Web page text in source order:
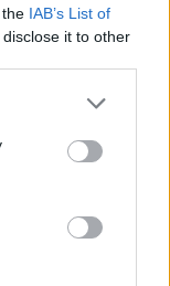
IAB’s List of
it to other